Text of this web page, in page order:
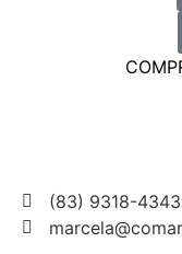
(83) 9318-4343